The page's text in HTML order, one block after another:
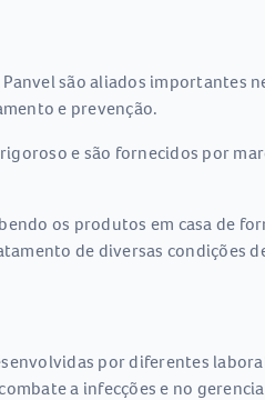
Panvel são aliados importantes
e prevenção.
e são fornecidos por
os produtos em casa de
de diversas condições
por diferentes
a infecções e no